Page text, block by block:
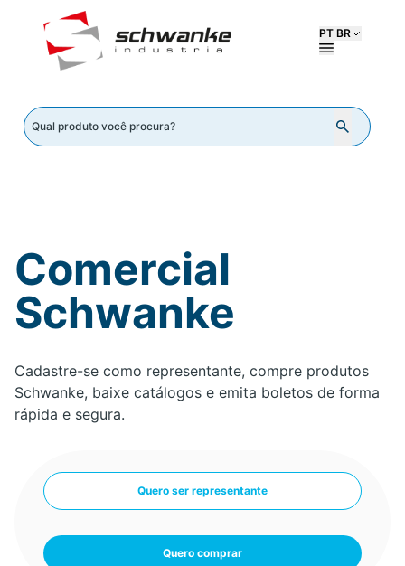
PT BR
Comercial
Schwanke
Cadastre-se como representante, compre produtos
Schwanke, baixe catálogos e emita boletos de forma
rápida e segura.
Quero ser representante
Quero comprar